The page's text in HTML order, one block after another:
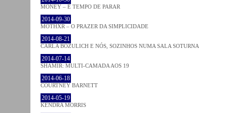
MONEY – É TEMPO DE PARAR
2014-09-30
MOTHXR – O PRAZER DA SIMPLICIDADE
2014-08-21
CARLA BOZULICH E NÓS, SOZINHOS NUMA SALA SOTURNA
2014-07-14
SHAMIR: MULTI-CAMADA AOS 19
2014-06-18
COURTNEY BARNETT
2014-05-19
KENDRA MORRIS